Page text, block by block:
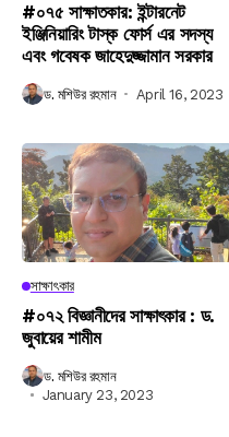
#০৭৫ সাক্ষাতকার: ইন্টারনেট
ইঞ্জিনিয়ারিং টাস্ক ফোর্স এর সদস্য
এবং গবেষক জাহেদুজ্জামান সরকার
ড. মশিউর রহমান April 16, 2023
সাক্ষাৎকার
#০৭২ বিজ্ঞানীদের সাক্ষাৎকার : ড.
জুবায়ের শামীম
ড. মশিউর রহমান
January 23, 2023